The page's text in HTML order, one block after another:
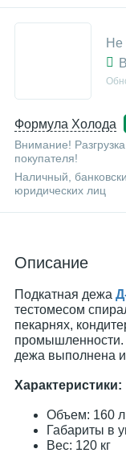
Формула Холода
Внимание!
покупателя!
Наличный,
юридических лиц
Не
Описание
Подкатная дежа
тестомесом
пекарнях,
дежа выполнена
Характеристики:
Объем: 160 л
Габариты в
Вес: 120 кг